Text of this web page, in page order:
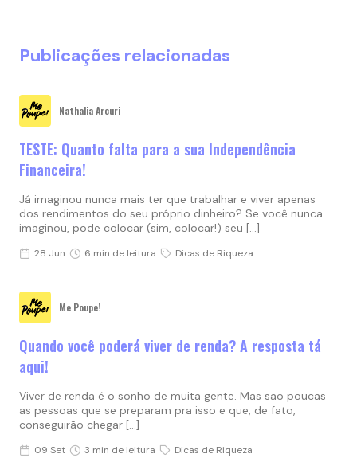
Publicações relacionadas
Nathalia Arcuri
TESTE: Quanto falta para a sua Independência
Financeira!
Já imaginou nunca mais ter que trabalhar e viver apenas
dos rendimentos do seu próprio dinheiro? Se você nunca
imaginou, pode colocar (sim, colocar!) seu […]
28 Jun 6 min de leitura Dicas de Riqueza
Me Poupe!
Quando você poderá viver de renda? A resposta tá
aqui!
Viver de renda é o sonho de muita gente. Mas são poucas
as pessoas que se preparam pra isso e que, de fato,
conseguirão chegar […]
09 Set 3 min de leitura Dicas de Riqueza